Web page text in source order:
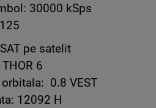
30000 kSps
pe satelit
6
0.8 VEST
12092 H